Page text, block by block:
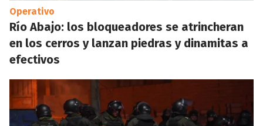
Operativo
Río Abajo: los bloqueadores se atrincheran
en los cerros y lanzan piedras y dinamitas a
efectivos